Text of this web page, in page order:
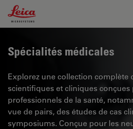
Leica Microsystems Logo
Spécialités médicales
Explorez une collection complète
scientifiques et cliniques conçues
professionnels de la santé,
vue de pairs, des études de cas
symposiums. Conçue pour les